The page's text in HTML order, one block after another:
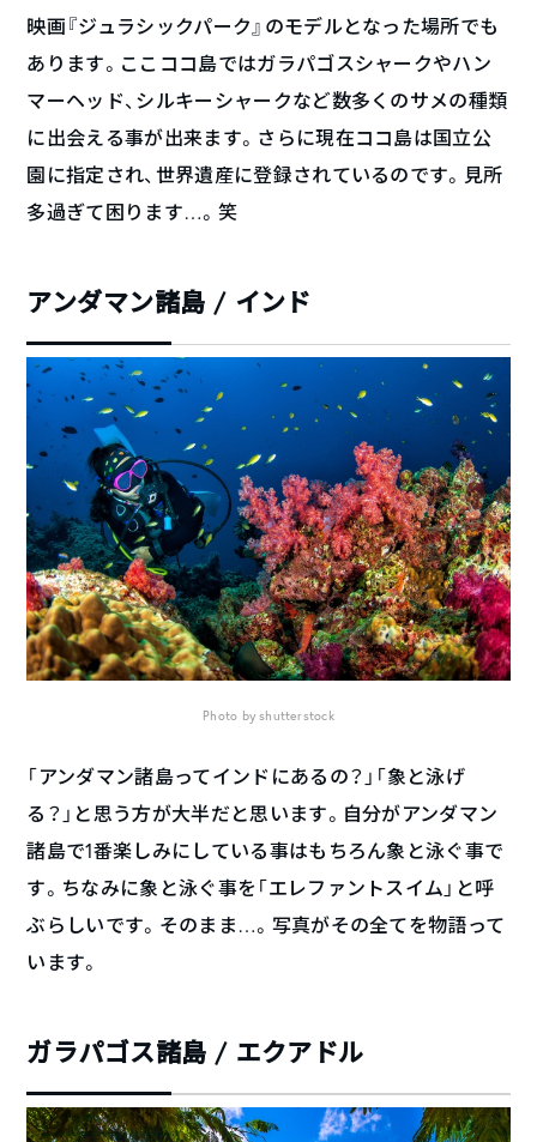
映画『ジュラシックパーク』のモデルとなった場所でも
あります。ここココ島ではガラパゴスシャークやハン
マーヘッド、シルキーシャークなど数多くのサメの種類
に出会える事が出来ます。さらに現在ココ島は国立公
園に指定され、世界遺産に登録されているのです。見所
多過ぎて困ります…。笑
アンダマン諸島 / インド
Photo by shutterstock
「アンダマン諸島ってインドにあるの？」「象と泳げ
る？」と思う方が大半だと思います。自分がアンダマン
諸島で1番楽しみにしている事はもちろん象と泳ぐ事で
す。ちなみに象と泳ぐ事を「エレファントスイム」と呼
ぶらしいです。そのまま…。写真がその全てを物語って
います。
ガラパゴス諸島 / エクアドル